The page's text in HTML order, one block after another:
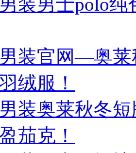
装官网—奥莱
绒服！
装奥莱秋冬
茄克！